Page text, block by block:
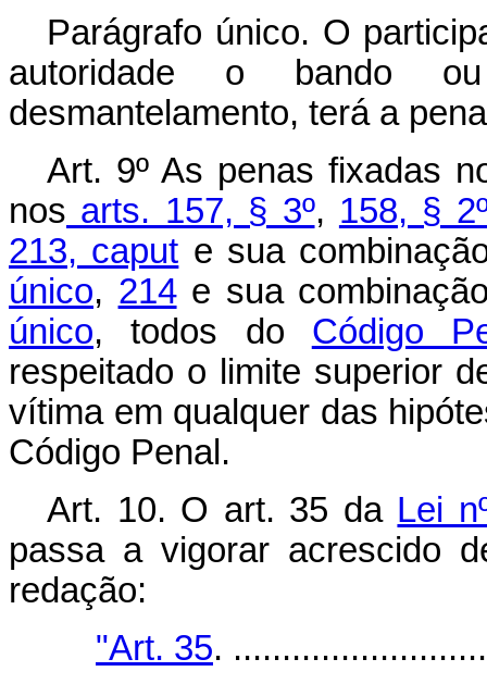
Parágrafo único. O
autoridade o bando ou
desmantelamento, terá a
Art. 9º As penas fixadas
nos arts. 157, § 3º, 158, §
213, caput e sua
único, 214e sua
único, todos do Código
respeitado o limite superior
vítima em qualquer das
Código Penal.
Art. 10. O art. 35 da Lei
passa a vigorar acrescido
redação:
"Art. 35.